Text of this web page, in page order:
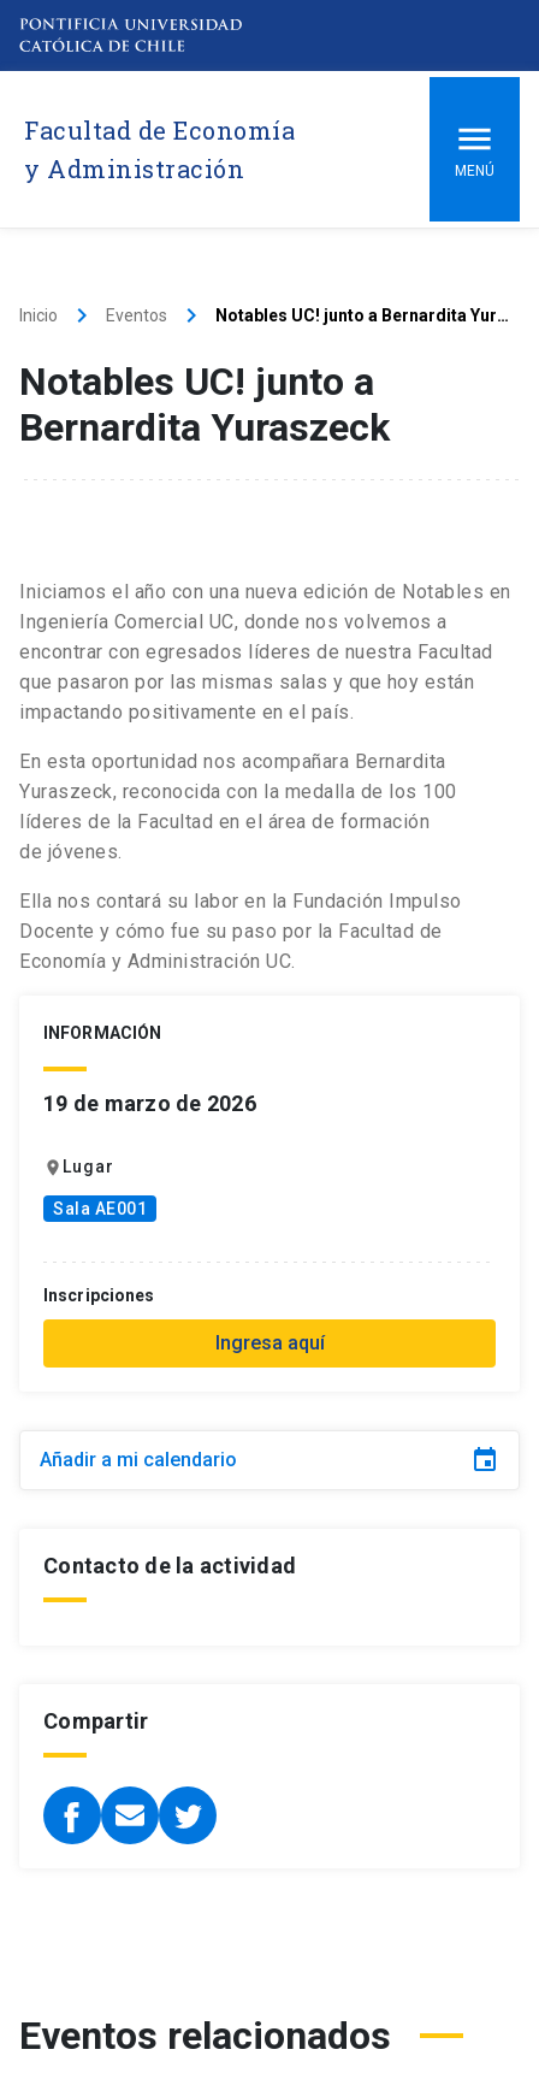
Facultad de Economía
y Administración
MENÚ
Inicio keyboard_arrow_right Eventos keyboard_arrow_right Notables UC! junto a Bernardita Yuraszeck
Notables UC! junto a
Bernardita Yuraszeck
Iniciamos el año con una nueva edición de Notables en
Ingeniería Comercial UC, donde nos volvemos a
encontrar con egresados líderes de nuestra Facultad
que pasaron por las mismas salas y que hoy están
impactando positivamente en el país.
En esta oportunidad nos acompañara Bernardita
Yuraszeck, reconocida con la medalla de los 100
líderes de la Facultad en el área de formación
de jóvenes.
Ella nos contará su labor en la Fundación Impulso
Docente y cómo fue su paso por la Facultad de
Economía y Administración UC.
INFORMACIÓN
19 de marzo de 2026
location_on Lugar
Sala AE001
Inscripciones
Ingresa aquí
Añadir a mi calendario event
Contacto de la actividad
Compartir
Eventos relacionados